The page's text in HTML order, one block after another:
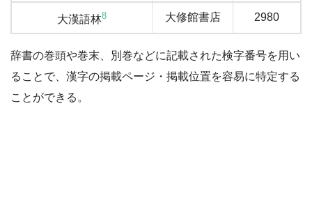
大漢語林8 大修館書店 2980
辞書の巻頭や巻末、別巻などに記載された検字番号を用い
ることで、漢字の掲載ページ・掲載位置を容易に特定する
ことができる。